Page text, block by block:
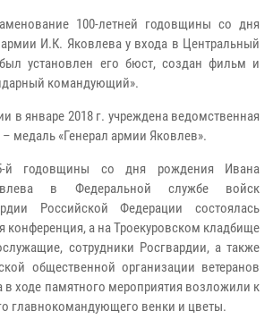
100-летней годовщины со дня
И.К. Яковлева у входа в Центральный
установлен его бюст, создан фильм и
командующий».
в январе 2018 г. учреждена ведомственная
медаль «Генерал армии Яковлев».
й годовщины со дня рождения Ивана
в Федеральной службе войск
Российской Федерации состоялась
конференция, а на Троекуровском кладбище
сотрудники Росгвардии, а также
общественной организации ветеранов
в ходе памятного мероприятия возложили к
главнокомандующего венки и цветы.